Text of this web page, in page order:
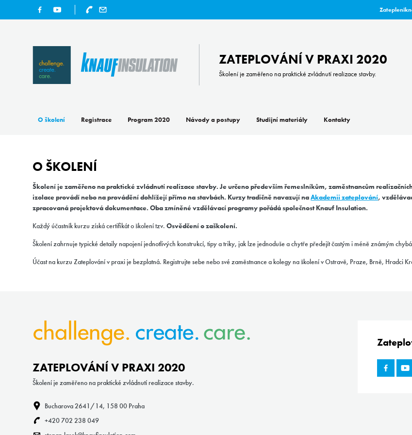
ZATEPLOVÁNÍ V PRAXI 2020
Školení je zaměřeno na praktické zvládnutí realizace stavby.
O školení Registrace Program 2020 Návody a postupy Studijní materiály Kontakty
O ŠKOLENÍ
Školení je zaměřeno na praktické zvládnutí realizace stavby. Je určeno především řemeslníkům, zaměstnancům
izolace provádí nebo na provádění dohlížejí přímo na stavbách. Kurzy tradičně navazují naAkademii zateplování,
zpracovaná projektová dokumentace. Oba zmíněné vzdělávací programy pořádá společnost Knauf Insulation.
Každý účastník kurzu získá certifikát o školení tzv.Osvědčení o zaškolení.
Školení zahrnuje typické detaily napojení jednotlivých konstrukcí, tipy a triky, jak lze jednoduše a chytře předejít častým i méně známým
Účast na kurzu Zateplování v praxi je bezplatná. Registrujte sebe nebo své zaměstnance a kolegy na školenív Ostravě, Praze, Brně, Hradci
ZATEPLOVÁNÍ V PRAXI 2020
Školení je zaměřeno na praktické zvládnutí realizace stavby.
Bucharova 2641/14, 158 00 Praha
+420 702 238 049